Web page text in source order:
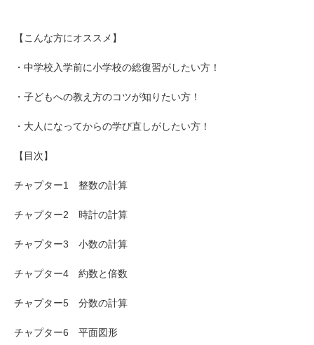
【こんな方にオススメ】
・中学校入学前に小学校の総復習がしたい方！
・子どもへの教え方のコツが知りたい方！
・大人になってからの学び直しがしたい方！
【目次】
チャプター1 整数の計算
チャプター2 時計の計算
チャプター3 小数の計算
チャプター4 約数と倍数
チャプター5 分数の計算
チャプター6 平面図形